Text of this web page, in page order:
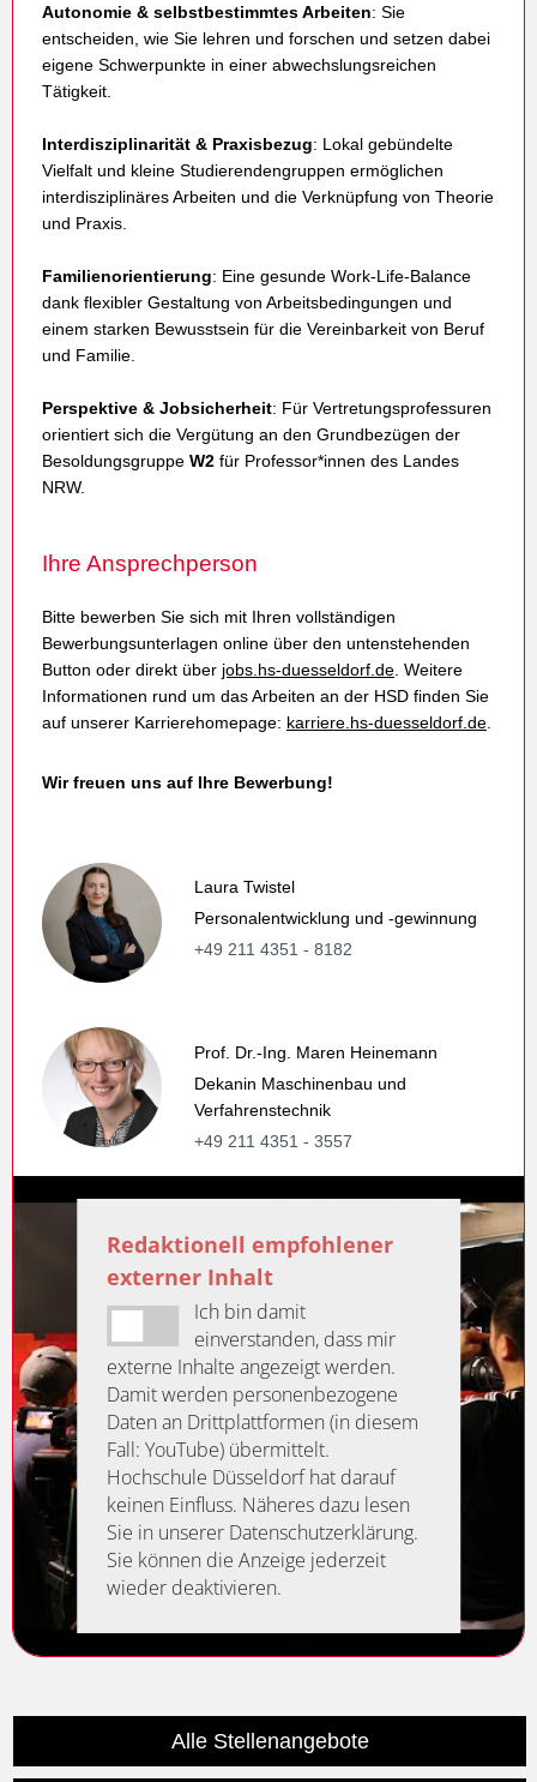
Alle Stellenangebote
Autonomie & selbstbestimmtes Arbeiten: Sie
entscheiden, wie Sie lehren und forschen und setzen dabei
eigene Schwerpunkte in einer abwechslungsreichen
Tätigkeit.
Interdisziplinarität & Praxisbezug: Lokal gebündelte
Vielfalt und kleine Studierendengruppen ermöglichen
interdisziplinäres Arbeiten und die Verknüpfung von Theorie
und Praxis.
Familienorientierung: Eine gesunde Work-Life-Balance
dank flexibler Gestaltung von Arbeitsbedingungen und
einem starken Bewusstsein für die Vereinbarkeit von Beruf
und Familie.
Perspektive & Jobsicherheit: Für Vertretungsprofessuren
orientiert sich die Vergütung an den Grundbezügen der
Besoldungsgruppe W2 für Professor*innen des Landes
NRW.
Ihre Ansprechperson
Bitte bewerben Sie sich mit Ihren vollständigen
Bewerbungsunterlagen online über den untenstehenden
Button oder direkt über jobs.hs-duesseldorf.de . Weitere
Informationen rund um das Arbeiten an der HSD finden Sie
auf unserer Karrierehomepage: karriere.hs-duesseldorf.de
Wir freuen uns auf Ihre Bewerbung!
Laura Twistel
Personalentwicklung und -gewinnung
+49 211 4351 - 8182
Prof. Dr.-Ing. Maren Heinemann
Dekanin Maschinenbau und
Verfahrenstechnik
+49 211 4351 - 3557
Redaktionell empfohlener
externer Inhalt
Ich bin damit
einverstanden, dass mir
externe Inhalte angezeigt werden.
Damit werden personenbezogene
Daten an Drittplattformen (in diesem
Fall: YouTube) übermittelt.
Hochschule Düsseldorf hat darauf
keinen Einfluss. Näheres dazu lesen
Sie in unserer Datenschutzerklärung.
Sie können die Anzeige jederzeit
wieder deaktivieren.